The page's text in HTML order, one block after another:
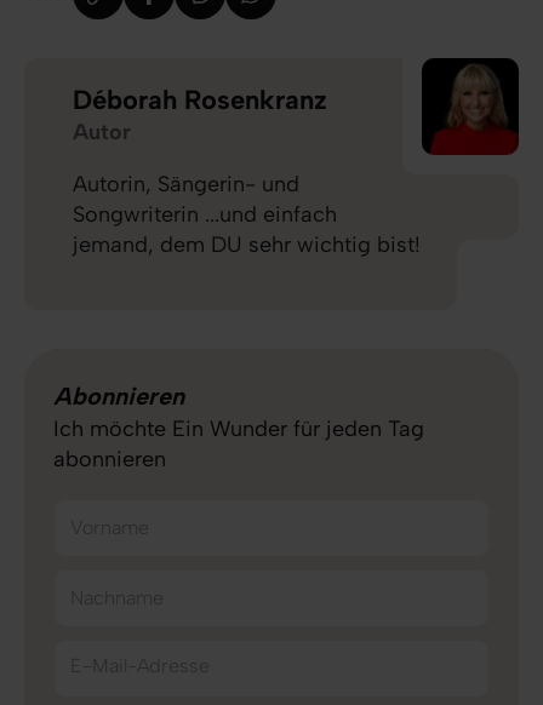
Déborah Rosenkranz
Autor
Autorin, Sängerin- und
Songwriterin ...und einfach
jemand, dem DU sehr wichtig bist!
Abonnieren
Ich möchte Ein Wunder für jeden Tag
abonnieren
Vorname
Nachname
E-Mail-Adresse